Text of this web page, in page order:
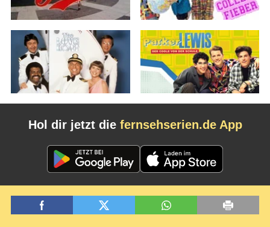
Hol dir jetzt die fernsehserien.de App